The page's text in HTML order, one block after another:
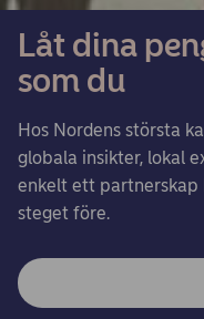
Låt dina
som du
Hos Nordens största
globala insikter, lokal
enkelt ett partnerskap
steget före.